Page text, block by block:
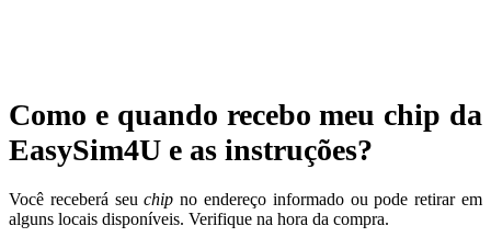
Como e quando recebo meu chip da
EasySim4U e as instruções?
Você receberá seuchipno endereço informado ou pode retirar em
alguns locais disponíveis. Verifique na hora da compra.